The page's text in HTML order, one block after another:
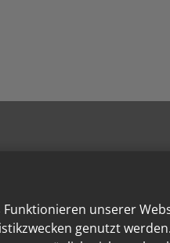
unserer
genutzt